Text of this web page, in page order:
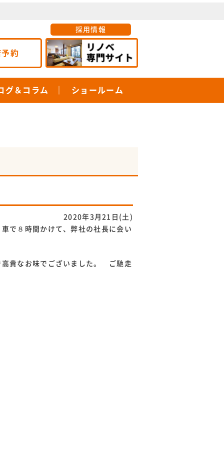
採用情報
約
グ＆コラム ショールーム
2020年3月21日(土)
で８時間かけて、弊社の社長に会い
貴なお味でございました。 ご馳走